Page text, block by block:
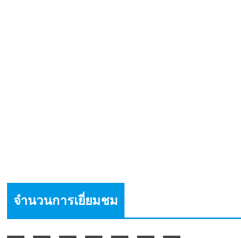
จำนวนการเยี่ยมชม